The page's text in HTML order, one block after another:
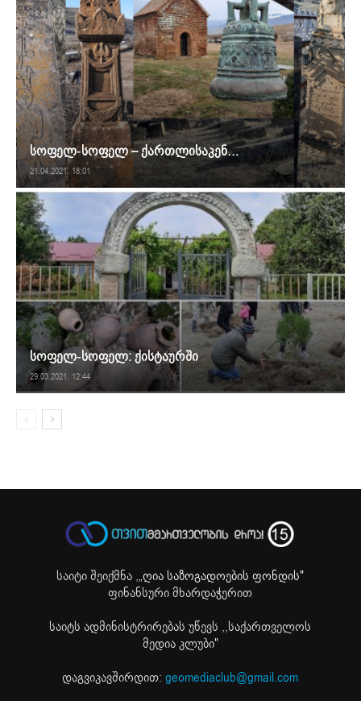
სოფელ-სოფელ – ქართლისაკენ…
21.04.2021. 18:01
სოფელ-სოფელ: ქისტაურში
29.03.2021. 12:44
საიტი შეიქმნა ,„ღია საზოგადოების ფონდის"
ფინანსური მხარდაჭერით
საიტს ადმინისტრირებას უწევს ,,საქართველოს
მედია კლუბი"
დაგვიკავშირდით:geomediaclub@gmail.com